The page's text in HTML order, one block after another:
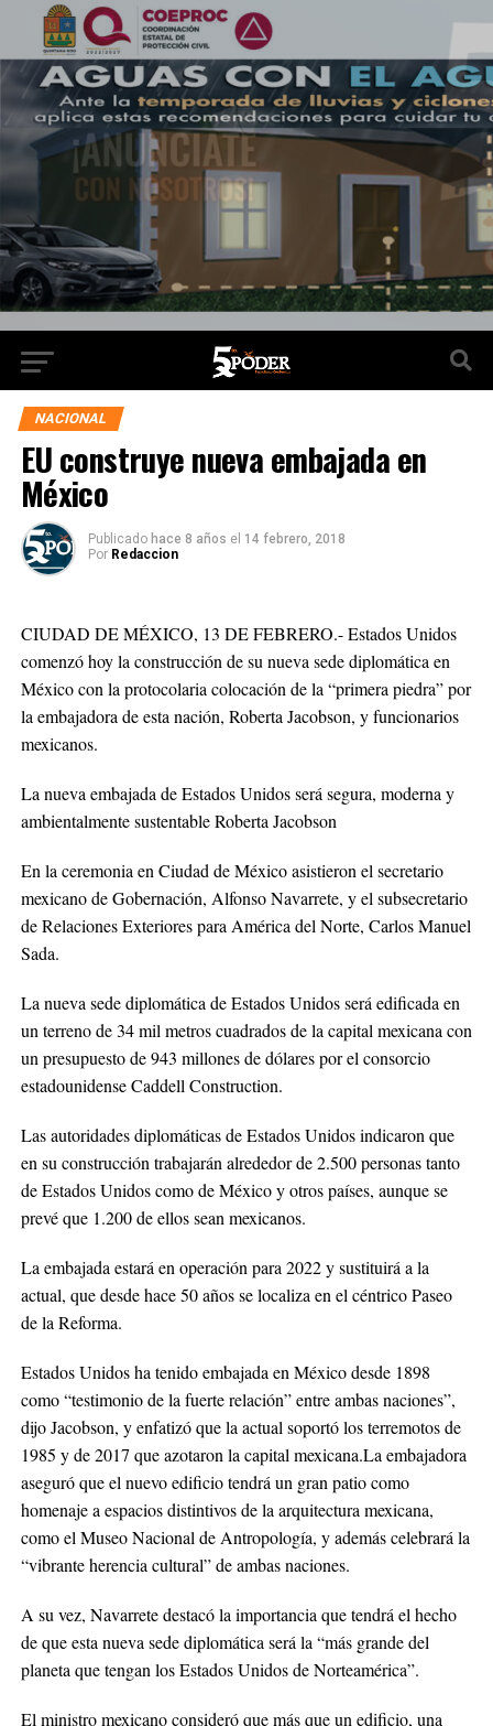
NACIONAL
EU construye nueva embajada en
México
Publicado hace 8 años el 14 febrero, 2018
Por Redaccion
CIUDAD DE MÉXICO, 13 DE FEBRERO.- Estados Unidos
comenzó hoy la construcción de su nueva sede diplomática en
México con la protocolaria colocación de la “primera piedra” por
la embajadora de esta nación, Roberta Jacobson, y funcionarios
mexicanos.
La nueva embajada de Estados Unidos será segura, moderna y
ambientalmente sustentable Roberta Jacobson
En la ceremonia en Ciudad de México asistieron el secretario
mexicano de Gobernación, Alfonso Navarrete, y el subsecretario
de Relaciones Exteriores para América del Norte, Carlos Manuel
Sada.
La nueva sede diplomática de Estados Unidos será edificada en
un terreno de 34 mil metros cuadrados de la capital mexicana con
un presupuesto de 943 millones de dólares por el consorcio
estadounidense Caddell Construction.
Las autoridades diplomáticas de Estados Unidos indicaron que
en su construcción trabajarán alrededor de 2.500 personas tanto
de Estados Unidos como de México y otros países, aunque se
prevé que 1.200 de ellos sean mexicanos.
La embajada estará en operación para 2022 y sustituirá a la
actual, que desde hace 50 años se localiza en el céntrico Paseo
de la Reforma.
Estados Unidos ha tenido embajada en México desde 1898
como “testimonio de la fuerte relación” entre ambas naciones”,
dijo Jacobson, y enfatizó que la actual soportó los terremotos de
1985 y de 2017 que azotaron la capital mexicana.La embajadora
aseguró que el nuevo edificio tendrá un gran patio como
homenaje a espacios distintivos de la arquitectura mexicana,
como el Museo Nacional de Antropología, y además celebrará la
“vibrante herencia cultural” de ambas naciones.
A su vez, Navarrete destacó la importancia que tendrá el hecho
de que esta nueva sede diplomática será la “más grande del
planeta que tengan los Estados Unidos de Norteamérica”.
El ministro mexicano consideró que más que un edificio, una